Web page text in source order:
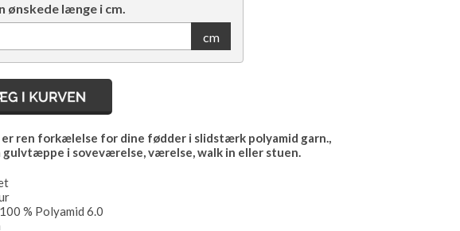
ønskede længe i cm.
cm
er ren forkælelse for dine fødder i slidstærk polyamid garn.,
gulvtæppe i soveværelse, værelse, walk in eller stuen.
% Polyamid 6.0